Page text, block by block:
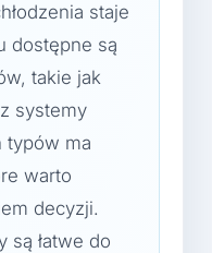
staje
dostępne są
takie jak
systemy
typów ma
warto
decyzji.
są łatwe do